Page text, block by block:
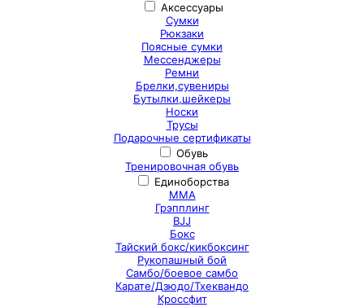
Аксессуары
Сумки
Рюкзаки
Поясные сумки
Мессенджеры
Ремни
Брелки,сувениры
Бутылки,шейкеры
Носки
Трусы
Подарочные сертификаты
Обувь
Тренировочная обувь
Единоборства
ММА
Грэпплинг
BJJ
Бокс
Тайский бокс/кикбоксинг
Рукопашный бой
Самбо/боевое самбо
Карате/Дзюдо/Тхеквандо
Кроссфит